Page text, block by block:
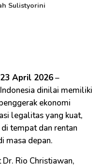
Sulistyorini
23 April 2026–
dinilai memiliki
ekonomi
legalitas yang kuat,
tempat dan rentan
masa depan.
Rio Christiawan,